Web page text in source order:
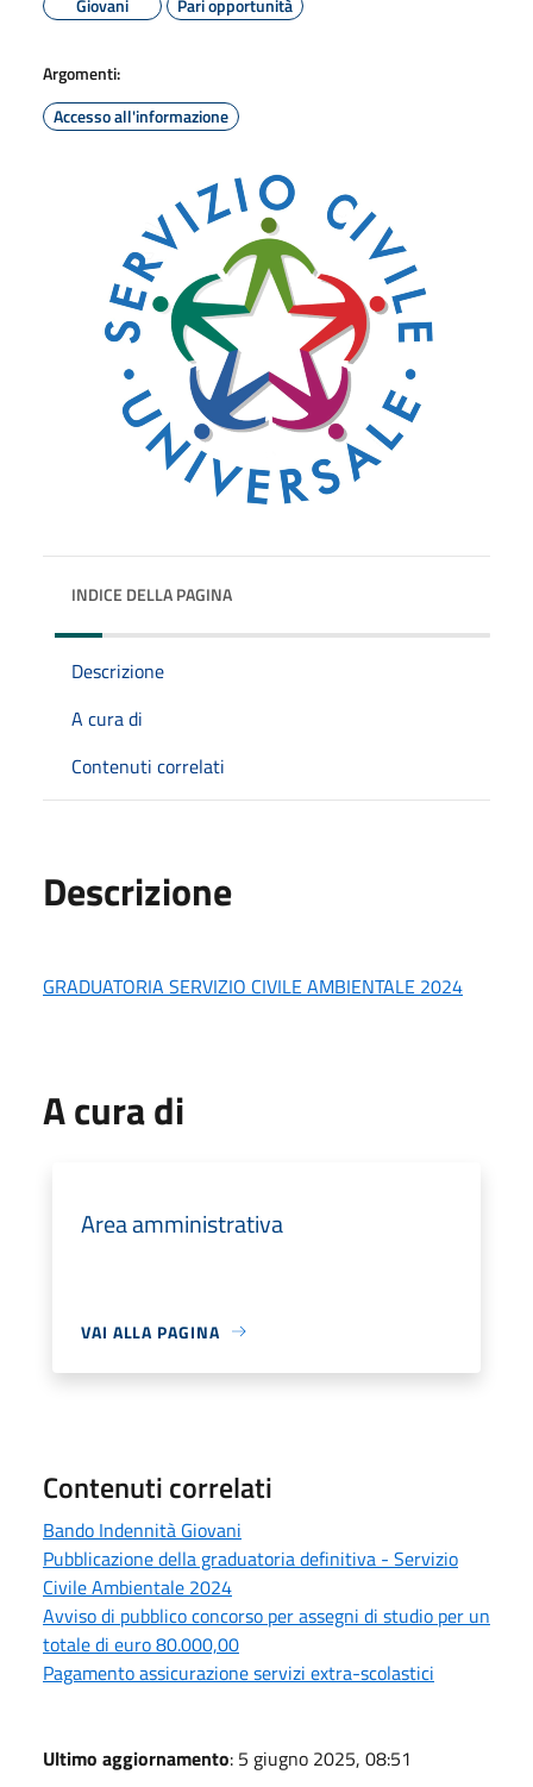
Argomenti:
Accesso all'informazione
INDICE DELLA PAGINA
Descrizione
A cura di
Contenuti correlati
Descrizione
GRADUATORIA SERVIZIO CIVILE AMBIENTALE 2024
A cura di
Area amministrativa
VAI ALLA PAGINA
Contenuti correlati
Bando Indennità Giovani
Pubblicazione della graduatoria definitiva - Servizio
Civile Ambientale 2024
Avviso di pubblico concorso per assegni di studio per un
totale di euro 80.000,00
Pagamento assicurazione servizi extra-scolastici
Ultimo aggiornamento: 5 giugno 2025, 08:51